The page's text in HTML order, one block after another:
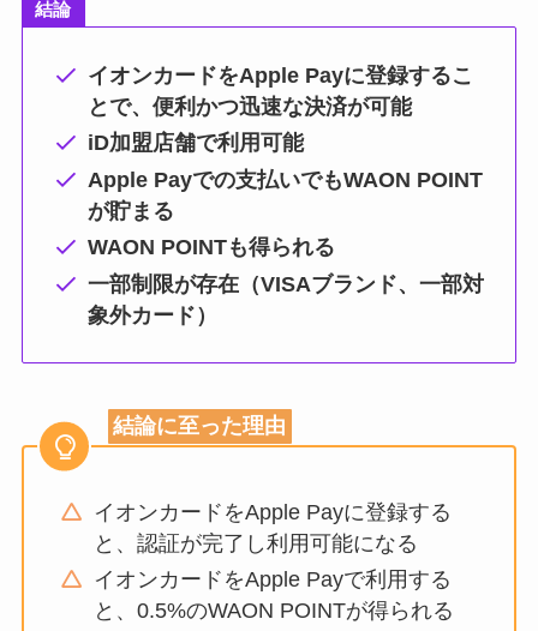
結論
イオンカードをApple Payに登録するこ
とで、便利かつ迅速な決済が可能
iD加盟店舗で利用可能
Apple Payでの支払いでもWAON POINT
が貯まる
WAON POINTも得られる
一部制限が存在（VISAブランド、一部対
象外カード）
結論に至った理由
イオンカードをApple Payに登録する
と、認証が完了し利用可能になる
イオンカードをApple Payで利用する
と、0.5%のWAON POINTが得られる